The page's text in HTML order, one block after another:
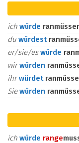
ich würde
du würdest
er/sie/eswürde
wirwürden
ihrwürdet
Siewürden
ich würde range